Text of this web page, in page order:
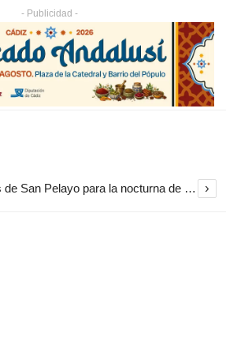
- Publicidad -
Sorteados los toros de San Pelayo para la nocturna de rejones en El Puerto de Santa María ›